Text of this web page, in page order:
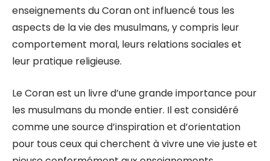
enseignements du Coran ont influencé tous les
aspects de la vie des musulmans, y compris leur
comportement moral, leurs relations sociales et
leur pratique religieuse.
Le Coran est un livre d’une grande importance pour
les musulmans du monde entier. Il est considéré
comme une source d’inspiration et d’orientation
pour tous ceux qui cherchent à vivre une vie juste et